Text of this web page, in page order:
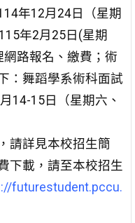
年12月24日（星期
年2月25日(星期
路報名、繳費；術
：舞蹈學系術科面試
14-15日（星期六、
請詳見本校招生簡
下載，請至本校招生
futurestudent.pccu.